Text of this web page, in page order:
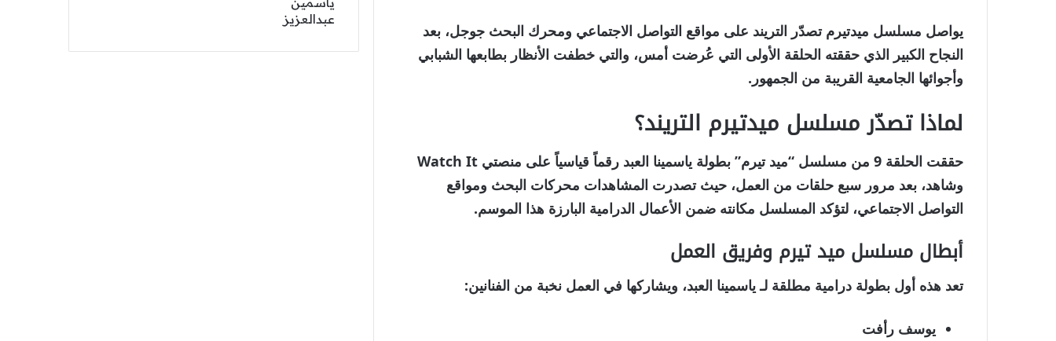
يواصل مسلسل ميدتيرم تصدّر التريند على مواقع التواصل الاجتماعي ومحرك البحث جوجل، بعد
النجاح الكبير الذي حققته الحلقة الأولى التي عُرضت أمس، والتي خطفت الأنظار بطابعها الشبابي
وأجوائها الجامعية القريبة من الجمهور.
لماذا تصدّر مسلسل ميدتيرم التريند؟
حققت الحلقة 9 من مسلسل “ميد تيرم” بطولة ياسمينا العبد رقماً قياسياً على منصتي Watch It
وشاهد، بعد مرور سبع حلقات من العمل، حيث تصدرت المشاهدات محركات البحث ومواقع
التواصل الاجتماعي، لتؤكد المسلسل مكانته ضمن الأعمال الدرامية البارزة هذا الموسم.
أبطال مسلسل ميد تيرم وفريق العمل
تعد هذه أول بطولة درامية مطلقة لـياسمينا العبد، ويشاركها في العمل نخبة من الفنانين:
يوسف رأفت